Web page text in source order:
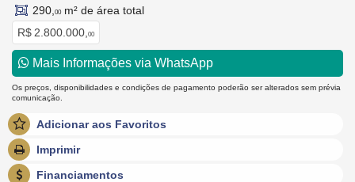
290, 00 m² de área total
R$ 2.800.000, 00
Mais Informações via WhatsApp
Os preços, disponibilidades e condições de pagamento poderão ser alterados sem prévia
comunicação.
Adicionar aos Favoritos
Imprimir
Financiamentos